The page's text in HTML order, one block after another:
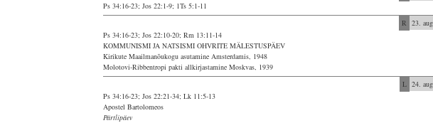
Ps 34:16-23; Jos 22:1-9; 1Ts 5:1-11
R 23.
Ps 34:16-23; Jos 22:10-20; Rm 13:11-14
KOMMUNISMI JA NATSISMI OHVRITE MÄLESTUSPÄEV
Kirikute Maailmanõukogu asutamine Amsterdamis, 1948
Molotovi-Ribbentropi pakti allkirjastamine Moskvas, 1939
L 24.
Ps 34:16-23; Jos 22:21-34; Lk 11:5-13
Apostel Bartolomeos
Pärtlipäev